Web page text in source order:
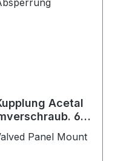
Acetal
6,4
Panel Mount